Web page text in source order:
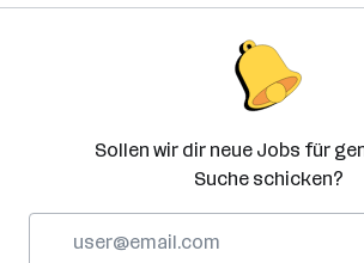
Sollen wir dir neue Jobs für
Suche schicken?